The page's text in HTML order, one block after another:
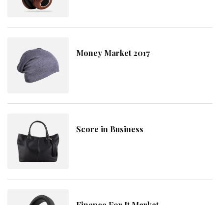
Money Market 2017
Score in Business